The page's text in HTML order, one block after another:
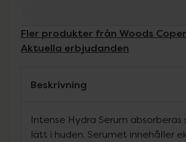
Fler produkter från Woods
Aktuella erbjudanden
Beskrivning
Intense Hydra Serum absorberas
lätt i huden. Serumet innehåller